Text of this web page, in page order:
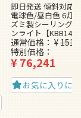
即日発送 傾斜対応
電球色/昼白色 6灯
ズミ製シーリング
ンライト【KBB148
通常価格 ¥
特別価格
¥76,241
お気に入りに